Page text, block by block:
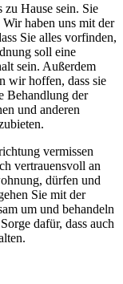
Hause sein. Sie
haben uns mit der
Sie alles vorfinden,
soll eine
sein. Außerdem
wir hoffen, dass sie
Behandlung der
und anderen
vermissen
vertrauensvoll an
dürfen und
Sie mit der
um und behandeln
dafür, dass auch